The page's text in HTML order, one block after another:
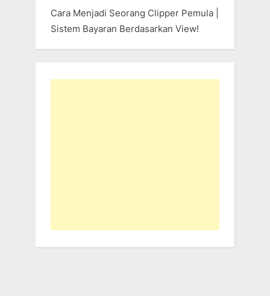
Cara Menjadi Seorang Clipper Pemula |
Sistem Bayaran Berdasarkan View!